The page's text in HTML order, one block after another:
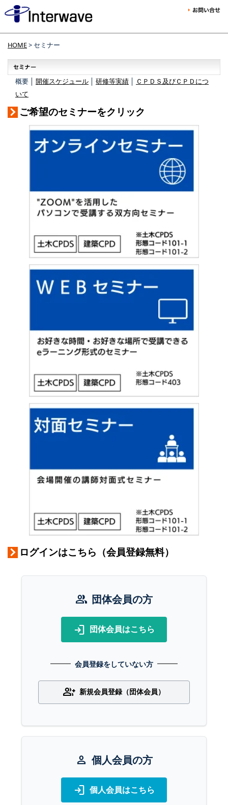
HOME> セミナー
概要 │ 開催スケジュール 研修等実績
ＣＰＤＳ及びＣＰＤにつ
いて
ご希望のセミナーをクリック
ログインはこちら（会員登録無料）
group 団体会員の方
login 団体会員はこちら
会員登録をしていない方
group_add 新規会員登録（団体会員）
person 個人会員の方
login 個人会員はこちら